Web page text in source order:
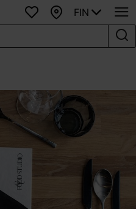
SuosikitKartta
FIN